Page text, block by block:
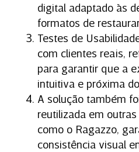
digital adaptado às
formatos de
Testes de
com clientes reais,
para garantir que a
intuitiva e próxima
A solução também
reutilizada em
como o Ragazzo,
consistência visual